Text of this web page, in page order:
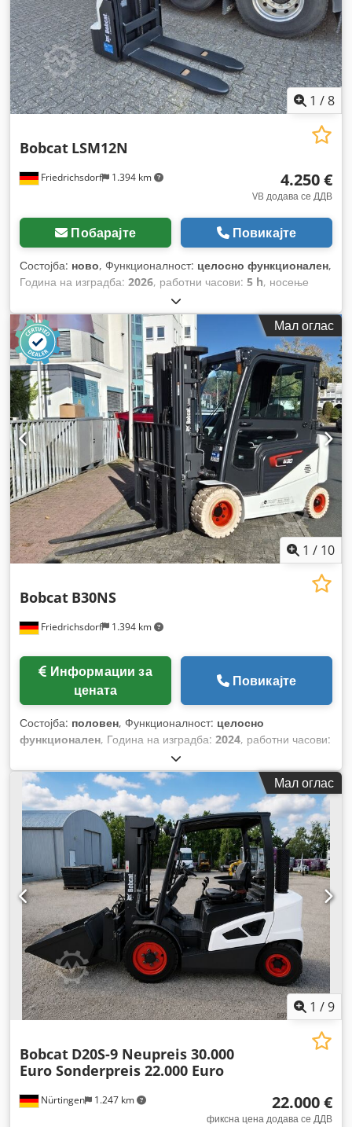
1 /8
Friedrichsdorf 1.394 km
Bobcat LSM12N
4.250 €
VB додава се ДДВ
Побарајте Повикајте
Состојба: ново, Функционалност: целосно функционален,
Година на изградба: 2026, работни часови: 5 h, носење
, висина на подигнување:
на гориво:електричен, тип на јарбол:дуплекс, градежна
височина:2.150 мм , должина на вилушките: 1.150 мм
празна тежина:585 кг, вкупна должина:1.710 мм, тип на
погон:Elektro, градежна ширина:800 мм,
Мал оглас
1 / 10
Friedrichsdorf 1.394 km
Bobcat B30NS
цената
Повикајте
Состојба: половен, Функционалност: целосно
функционален, Година на изградба: 2024, работни часови:
3.000 кг
4.710 мм, слободно подигање:1.475 мм, тип на гориво:
електричен, тип на јарбол:
, градежна височина:
2.145 мм , моќ:16 kW (21,75 коњски сили) , ширина на
вилушкарската рамка: 1.116 мм, должина на вилушките:
1.200 мм
, празна тежина:4.850 кг, вкупна должина:2.520
, тип на погон:Elektro, градежна ширина:1.244 мм,
Мал оглас
1 /9
Nürtingen 1.247 km
Bobcat D20S-9 Neupreis 30.000
Euro Sonderpreis 22.000 Euro
22.000 €
фиксна цена додава се ДДВ